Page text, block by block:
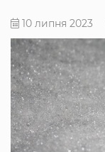
10 липня 2023